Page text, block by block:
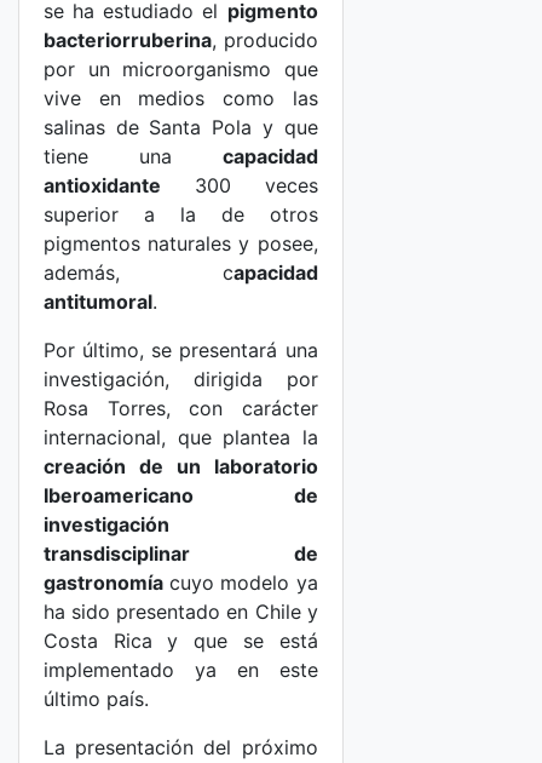
se ha estudiado el pigmento
bacteriorruberina, producido
por un microorganismo que
vive en medios como las
salinas de Santa Pola y que
tiene una capacidad
antioxidante 300 veces
superior a la de otros
pigmentos naturales y posee,
además, capacidad
antitumoral.
Por último, se presentará una
investigación, dirigida por
Rosa Torres, con carácter
internacional, que plantea la
creación de un laboratorio
Iberoamericano de
investigación
transdisciplinar de
gastronomía cuyo modelo ya
ha sido presentado en Chile y
Costa Rica y que se está
implementado ya en este
último país.
La presentación del próximo